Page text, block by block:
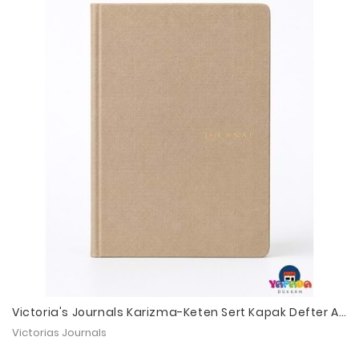
Victoria's Journals Karizma-Keten Sert Kapak Defter A5
,120 yap, 120 gr.Ivory.Noktalı
Victorias Journals